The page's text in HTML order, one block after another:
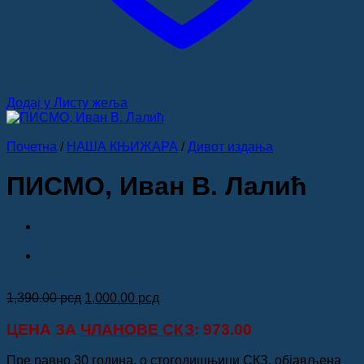
Додај у Листу жеља
Почетна / НАША КЊИЖАРА / Дивот издања
ПИСМО, Иван В. Лалић
1,390.00рсд Оригинална
је
била:
1,390.00 рсд.
1,000.00 рсд
је:
1,000.00 рсд.
ЦЕНА ЗА ЧЛАНОВЕ СКЗ: 973.00
Пре равно 30 година, о стогодишњици СКЗ, објављена